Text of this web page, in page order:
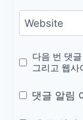
Website
다음 번 댓
그리고 웹사
댓글 알림